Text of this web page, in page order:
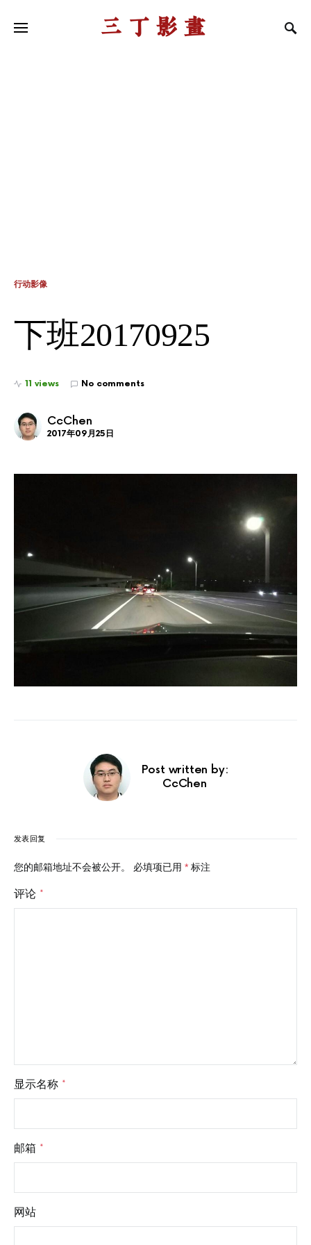
三丁影画
行动影像
下班20170925
11 views No comments
CcChen
2017年09月25日
Post written by:
CcChen
发表回复
您的邮箱地址不会被公开。 必填项已用 * 标注
评论 *
显示名称 *
邮箱 *
网站